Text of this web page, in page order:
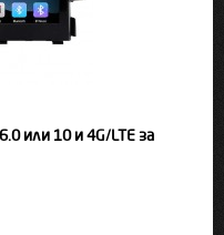
или 10 и 4G/LTE за